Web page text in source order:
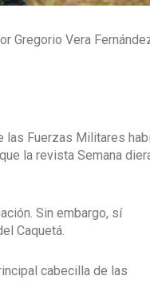
Gregorio Vera
las Fuerzas Militares
la revista Semana
Sin embargo, sí
Caquetá.
cabecilla de las